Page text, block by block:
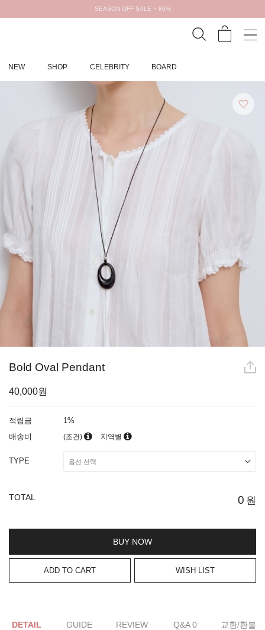
SEASON OFF SALE ~ 80%
NEW SHOP CELEBRITY BOARD
Bold Oval Pendant
40,000원
적립금
1%
배송비
(조건) 지역별
TYPE
TOTAL 0 원
BUY NOW
ADD TO CART WISH LIST
DETAIL GUIDE REVIEW Q&A 0 교환/환불